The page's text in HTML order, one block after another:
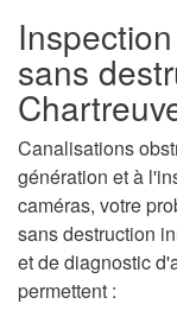
sans
Canalisations
génération et à
caméras, votre
sans destruction
et de diagnostic
permettent :